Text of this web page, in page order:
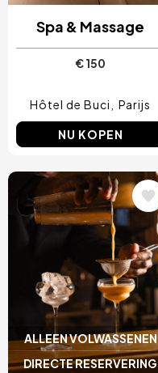
Spa & Massage
€ 150
Hôtel de Buci Parijs
NU KOPEN
ALLEEN VOLWASSENEN
DIRECTE RESERVERING
Afbeelding